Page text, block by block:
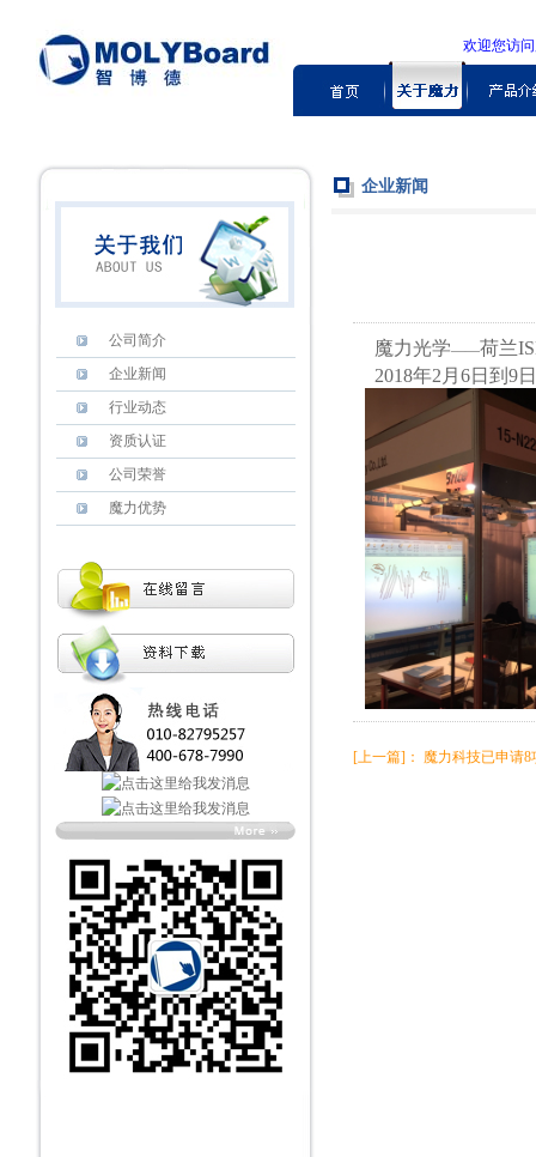
欢迎您
公司简介
企业新闻
行业动态
资质认证
公司荣誉
魔力优势
企业新闻
魔力光学——荷兰
2018年2月6日到9
[上一篇]： 魔力科技已申请8